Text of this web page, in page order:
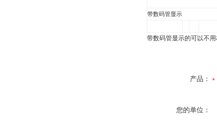
带数码管显示
带数码管显示的可以不
产品：
您的单位：